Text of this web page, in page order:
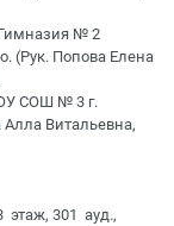
№ 2
(Рук. Попова Елена
СОШ № 3 г.
Алла Витальевна,
этаж, 301 ауд.,